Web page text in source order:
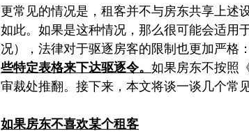
更常见的情况是，租客并不与房东共享上述
如此。如果是这种情况，那么很可能会适用
况），法律对于驱逐房客的限制也更加严格：
些特定表格来下达驱逐令。 如果房东不按照
审裁处推翻。接下来，本文将谈一谈几个常见
如果房东不喜欢某个租客